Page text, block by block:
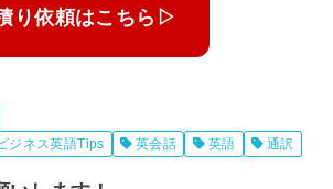
り依頼はこちら▷
ジネス英語Tips 英会話 英語 通訳